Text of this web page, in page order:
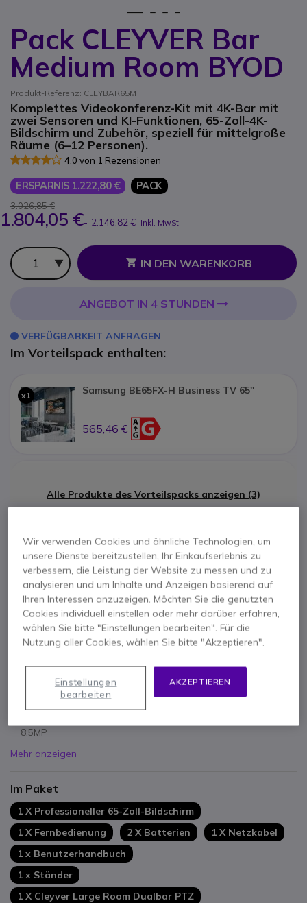
Pack CLEYVER Bar
Medium Room BYOD
Produkt-Referenz: CLEYBAR65M
Komplettes Videokonferenz-Kit mit 4K-Bar mit
zwei Sensoren und KI-Funktionen, 65-Zoll-4K-
Bildschirm und Zubehör, speziell für mittelgroße
Räume (6–12 Personen).
4.0 von 1 Rezensionen
ERSPARNIS 1.222,80 € PACK
3.026,85 €
1.804,05 €- 2.146,82 € Inkl. MwSt.
Anzahl
IN DEN WARENKORB
ANGEBOT IN 4 STUNDEN
VERFÜGBARKEIT ANFRAGEN
Im Vorteilspack enthalten:
x1 Samsung BE65FX-H Business TV 65''
565,46 €
26,14 €
x1
Cleyver Großraum DUALBAR PTZ
1.212,45 €
Alle Produkte des Vorteilspacks anzeigen (3)
Hauptmerkmale
Samsung BE65FX-H Business TV 65''
Für Digital Signage: 16/7-Betrieb
65" 4K UHD Display: klare und aufmerksamkeitsstarke
Darstellung
Kimex Wandhalterung für 37-Zoll-Display
Unterstützt ein Gewicht von bis zu 80 kg
Cleyver Großraum DUALBAR PTZ
Verwendung: Große Konferenzräume
8.5MP
Mehr anzeigen
Im Paket
1 X Professioneller 65-Zoll-Bildschirm
1 X Fernbedienung
2 X Batterien
1 X Netzkabel
1 x Benutzerhandbuch
1 x Ständer
1 X Cleyver Large Room Dualbar PTZ
Zum Anfang der Bildgalerie springen
Wir verwenden Cookies und ähnliche Technologien, um
unsere Dienste bereitzustellen, Ihr Einkaufserlebnis zu
verbessern, die Leistung der Website zu messen und zu
analysieren und um Inhalte und Anzeigen basierend auf
Ihren Interessen anzuzeigen. Möchten Sie die genutzten
Cookies individuell einstellen oder mehr darüber erfahren,
wählen Sie bitte "Einstellungen bearbeiten". Für die
Nutzung aller Cookies, wählen Sie bitte "Akzeptieren".
AKZEPTIEREN
Einstellungen
bearbeiten